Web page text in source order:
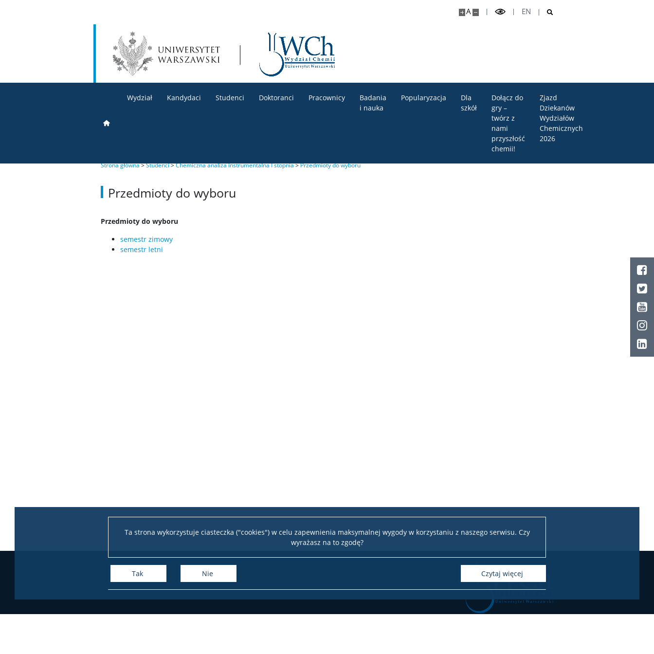
Ta strona wykorzystuje ciasteczka ("cookies") w celu zapewnienia maksymalnej wygody w korzystaniu z naszego serwisu. Czy
wyrażasz na to zgodę?
Tak Nie czytaj więcej
A EN
Wydział Kandydaci Studenci Doktoranci Pracownicy
Badania
i nauka
Popularyzacja
Dla
szkół
Dołącz do
gry –
twórz z
nami
przyszłość
chemii!
Zjazd
Dziekanów
Wydziałów
Chemicznych
2026
Strona główna>Studenci>Chemiczna analiza instrumentalna I stopnia>Przedmioty do wyboru
Przedmioty do wyboru
Przedmioty do wyboru
semestr zimowy
semestr letni